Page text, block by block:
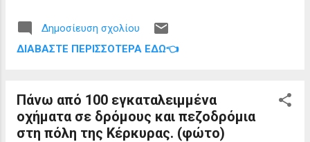
12 μιλίων εξέφρασαν ΣΥΡΙΖΑ και Ελληνική
Λύση. Έτσι το σχέδιο νόμου αναμένεται να
αφορά στην θαλάσσια συγκοινωνία με τα
Διαπόντια Νησιά, ο Βουλευτής
απόφαση από την Ανεξάρτητη Αρχή
Προδικαστικών Προσφυγών για μια
ένσταση που έχει υποβληθεί για την γραμμή
Δημοσίευση σχολίου
ΔΙΑΒΆΣΤΕ ΠΕΡΙΣΣΌΤΕΡΑ ΕΔΏ👈
Πάνω από 100 εγκαταλειμμένα
οχήματα σε δρόμους και πεζοδρόμια
στη πόλη της Κέρκυρας. (φώτο)